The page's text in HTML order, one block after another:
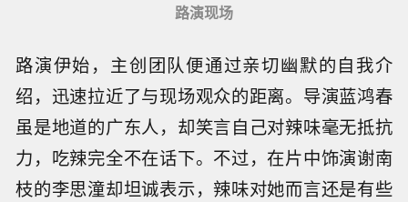
路演现场
路演伊始，主创团队便通过亲切幽默的自我介
绍，迅速拉近了与现场观众的距离。导演蓝鸿春
虽是地道的广东人，却笑言自己对辣味毫无抵抗
力，吃辣完全不在话下。不过，在片中饰演谢南
枝的李思潼却坦诚表示，辣味对她而言还是有些